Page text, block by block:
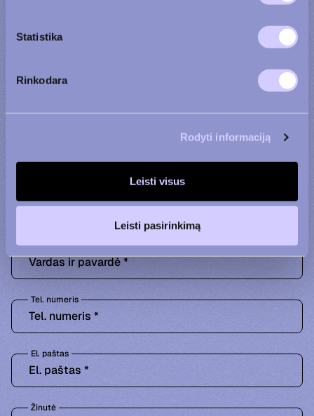
Statistika
Rinkodara
Rodyti informaciją
Leisti visus
Leisti pasirinkimą
Agata
Komercinės patalpos
Justas
+370 656 39 742
Vardas ir pavardė
Tel. numeris
El. paštas
Žinutė